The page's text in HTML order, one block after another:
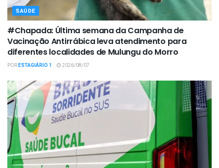
SAÚDE
#Chapada: Última semana da Campanha de
Vacinação Antirrábica leva atendimento para
diferentes localidades de Mulungu do Morro
PORESTAGIÁRIO 1 2026/08/07